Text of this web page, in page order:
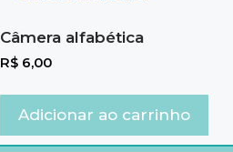
Câmera alfabética
R$ 6,00
Adicionar ao carrinho